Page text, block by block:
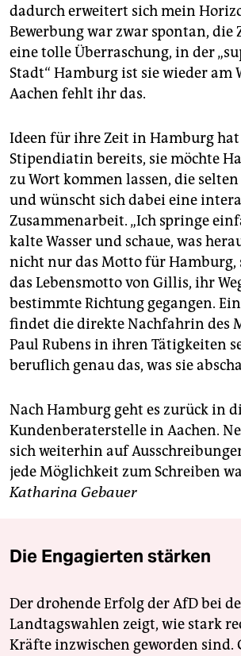
dadurch erweitert sich mein
Bewerbung war zwar spontan, die
eine tolle Überraschung, in der
Stadt“ Hamburg ist sie wieder am
Aachen fehlt ihr das.
Ideen für ihre Zeit in Hamburg
Stipendiatin bereits, sie möchte
zu Wort kommen lassen, die
und wünscht sich dabei eine
Zusammenarbeit. „Ich springe
kalte Wasser und schaue, was
nicht nur das Motto für Hamburg,
das Lebensmotto von Gillis, ihr
bestimmte Richtung gegangen.
findet die direkte Nachfahrin des
Paul Rubens in ihren Tätigkeiten
beruflich genau das, was sie
Nach Hamburg geht es zurück in
Kundenberaterstelle in Aachen.
sich weiterhin auf
jede Möglichkeit zum Schreiben
Katharina Gebauer
Die Engagierten stärken
Der drohende Erfolg der AfD bei
Landtagswahlen zeigt, wie stark
Kräfte inzwischen geworden sind.